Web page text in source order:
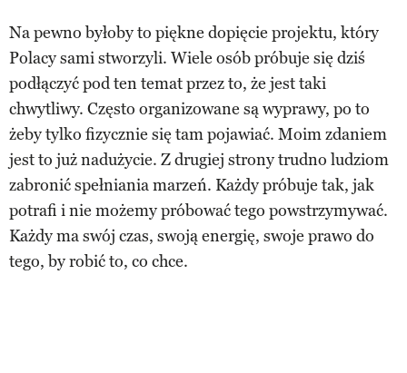
Na pewno byłoby to piękne dopięcie projektu, który
Polacy sami stworzyli. Wiele osób próbuje się dziś
podłączyć pod ten temat przez to, że jest taki
chwytliwy. Często organizowane są wyprawy, po to
żeby tylko fizycznie się tam pojawiać. Moim zdaniem
jest to już nadużycie. Z drugiej strony trudno ludziom
zabronić spełniania marzeń. Każdy próbuje tak, jak
potrafi i nie możemy próbować tego powstrzymywać.
Każdy ma swój czas, swoją energię, swoje prawo do
tego, by robić to, co chce.